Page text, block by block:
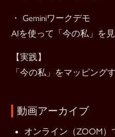
・ Geminiワークデモ
AIを使って「今の私」を
【実践】
「今の私」をマッピング
動画アーカイブ
オンライン（ZOOM